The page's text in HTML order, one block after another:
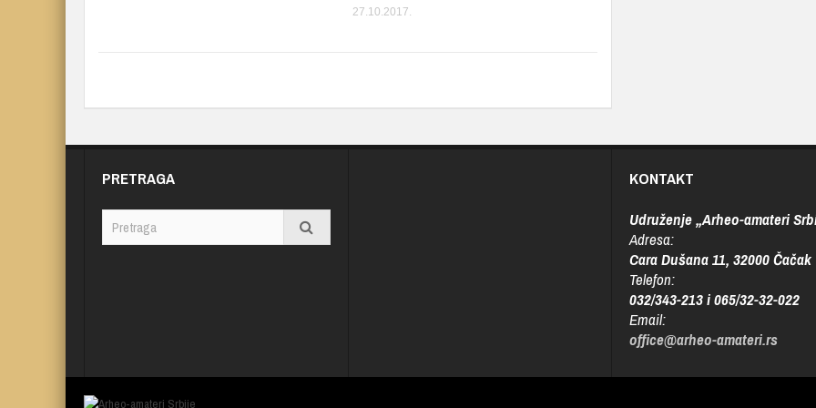
27.10.2017.
PRETRAGA
KONTAKT
Udruženje „Arheo-amateri
Adresa:
Cara Dušana 11, 32000 Čačak
Telefon:
032/343-213 i 065/32-32-022
Email:
office@arheo-amateri.rs